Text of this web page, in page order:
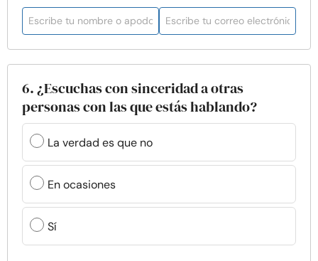
6. ¿Escuchas con sinceridad a otras
personas con las que estás hablando?
La verdad es que no
En ocasiones
Sí